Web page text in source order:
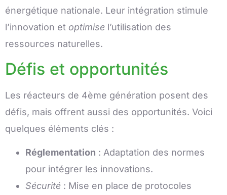
énergétique nationale. Leur intégration stimule
l’innovation et optimise l’utilisation des
ressources naturelles.
Défis et opportunités
Les réacteurs de 4ème génération posent des
défis, mais offrent aussi des opportunités. Voici
quelques éléments clés :
Réglementation : Adaptation des normes
pour intégrer les innovations.
Sécurité : Mise en place de protocoles